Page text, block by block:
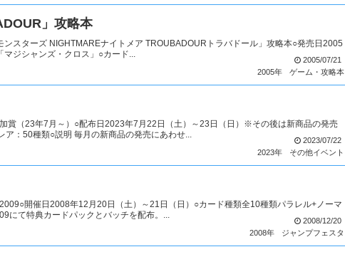
」攻略本
スターズ NIGHTMAREナイトメア TROUBADOURトラバドール」攻略本○発売日2005
ジシャンズ・クロス」○カード...
2005/07/21
2005年
ゲーム・攻略本
賞（23年7月～）○配布日2023年7月22日（土）～23日（日）※その後は新商品の発売
：50種類○説明 毎月の新商品の発売にあわせ...
2023/07/22
2023年
その他イベント
開催日2008年12月20日（土）～21日（日）○カード種類全10種類パラレル+ノーマ
にて特典カードパックとバッチを配布。...
2008/12/20
2008年
ジャンプフェスタ